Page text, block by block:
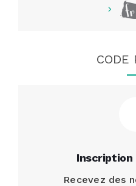
CODE
Inscription
Recevez des